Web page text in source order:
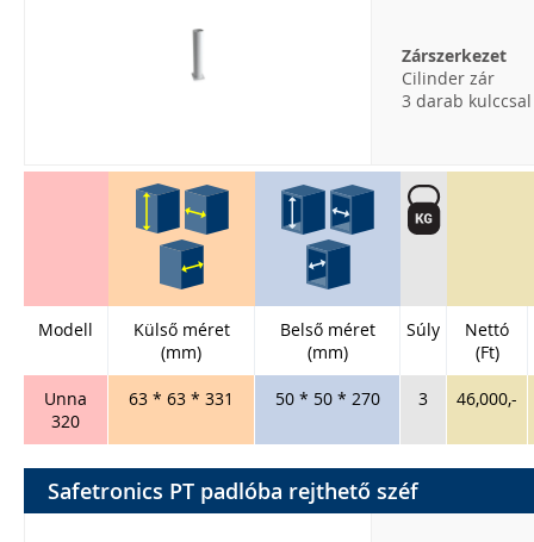
Zárszerkezet
Cilinder zár
3 darab kulccsal
Modell
Külső méret
(mm)
Belső méret
(mm)
Súly
Nettó
(Ft)
Unna
320
63 * 63 * 331 50 * 50 * 270 3 46,000,-
Safetronics PT padlóba rejthető széf